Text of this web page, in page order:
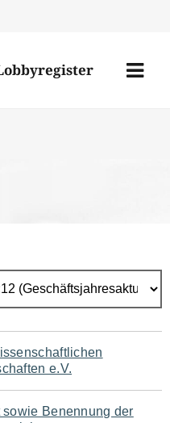
Menü
e.V.
Benennung der